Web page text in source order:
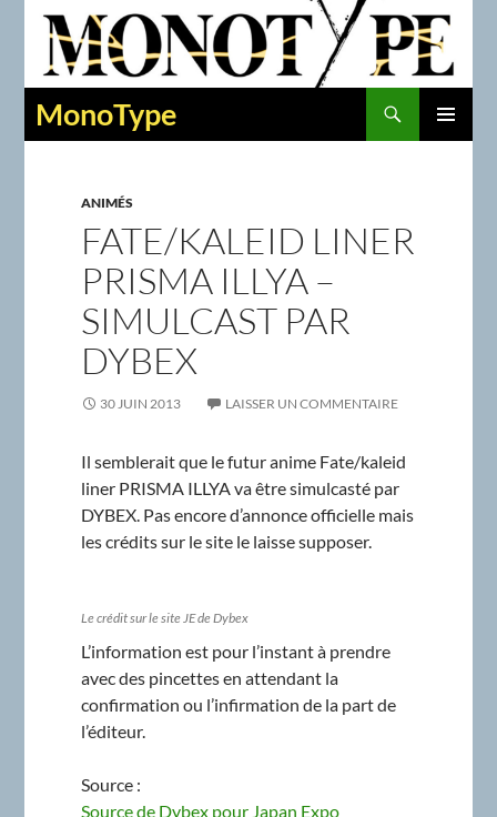
MonoType
Recherche
ANIMÉS
FATE/KALEID LINER
PRISMA ILLYA –
SIMULCAST PAR
DYBEX
30 JUIN 2013 LAISSER UN COMMENTAIRE
Il semblerait que le futur anime Fate/kaleid
liner PRISMA ILLYA va être simulcasté par
DYBEX. Pas encore d’annonce officielle mais
les crédits sur le site le laisse supposer.
Le crédit sur le site JE de Dybex
L’information est pour l’instant à prendre
avec des pincettes en attendant la
confirmation ou l’infirmation de la part de
l’éditeur.
Source :
Source de Dybex pour Japan Expo